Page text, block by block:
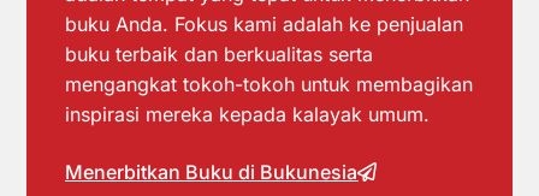
buku Anda. Fokus kami adalah ke penjualan
buku terbaik dan berkualitas serta
mengangkat tokoh-tokoh untuk membagikan
inspirasi mereka kepada kalayak umum.
Menerbitkan Buku di Bukunesia